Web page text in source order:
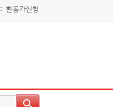
: 활동가신청